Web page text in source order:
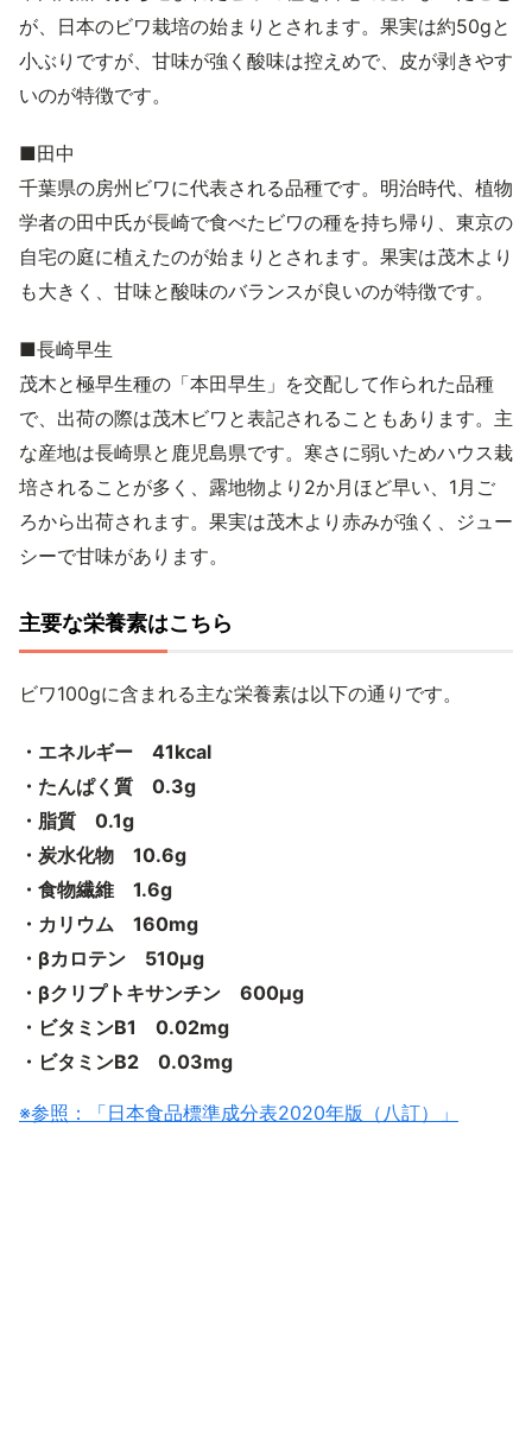
が、日本のビワ栽培の始まりとされます。果実は約50gと
小ぶりですが、甘味が強く酸味は控えめで、皮が剥きやす
いのが特徴です。
■田中
千葉県の房州ビワに代表される品種です。明治時代、植物
学者の田中氏が長崎で食べたビワの種を持ち帰り、東京の
自宅の庭に植えたのが始まりとされます。果実は茂木より
も大きく、甘味と酸味のバランスが良いのが特徴です。
■長崎早生
茂木と極早生種の「本田早生」を交配して作られた品種
で、出荷の際は茂木ビワと表記されることもあります。主
な産地は長崎県と鹿児島県です。寒さに弱いためハウス栽
培されることが多く、露地物より2か月ほど早い、1月ご
ろから出荷されます。果実は茂木より赤みが強く、ジュー
シーで甘味があります。
主要な栄養素はこちら
ビワ100gに含まれる主な栄養素は以下の通りです。
・エネルギー 41kcal
・たんぱく質 0.3g
・脂質 0.1g
・炭水化物 10.6g
・食物繊維 1.6g
・カリウム 160mg
・βカロテン 510μg
・βクリプトキサンチン 600μg
・ビタミンB1 0.02mg
・ビタミンB2 0.03mg
※参照：「日本食品標準成分表2020年版（八訂）」